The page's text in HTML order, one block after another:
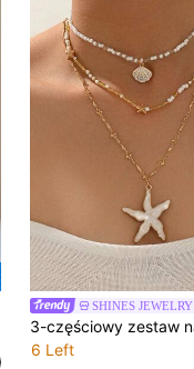
SHINES JEWELRY
6 Left